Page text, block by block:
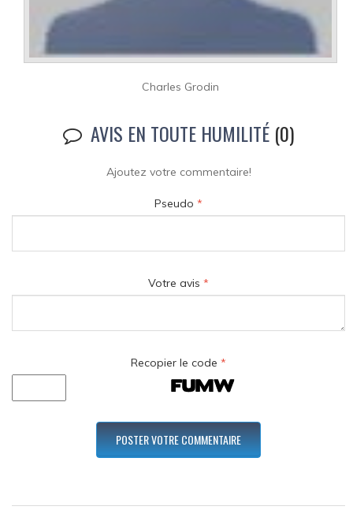
Charles Grodin
AVIS EN TOUTE HUMILITÉ (0)
Ajoutez votre commentaire!
Pseudo *
Votre avis *
Recopier le code *